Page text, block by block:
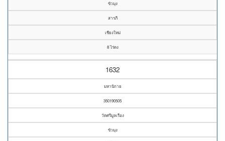
ขัวมุง
สารภี
เชียงใหม่
8 ไร่ดง
1632
มหานิกาย
350190505
วัดศรีมูลเรือง
ขัวมุง